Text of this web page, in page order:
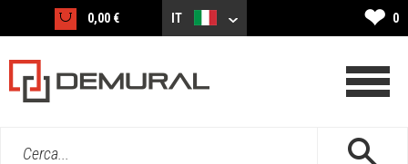
0,00 € IT ❤ 0
Cerca...